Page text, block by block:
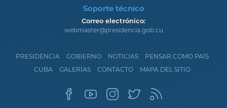
Soporte técnico
Correo electrónico:
webmaster@presidencia.gob.cu
PRESIDENCIA GOBIERNO NOTICIAS
PENSAR COMO PAÍS
CUBA
GALERÍAS CONTACTO MAPA DEL SITIO